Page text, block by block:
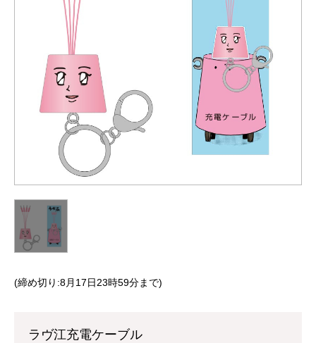
(締め切り:8月17日23時59分まで)
ラヴ江充電ケーブル